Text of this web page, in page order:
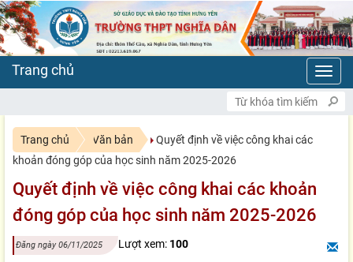
Trang chủ Văn bản
Quyết định về việc công khai các
khoản đóng góp của học sinh năm 2025-2026
Quyết định về việc công khai các khoản
đóng góp của học sinh năm 2025-2026
Đăng ngày 06/11/2025 Lượt xem: 100